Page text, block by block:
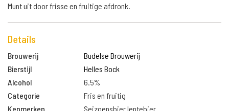
Munt uit door frisse en fruitige afdronk.
Details
Brouwerij
Budelse Brouwerij
Bierstijl
Helles Bock
Alcohol
6.5%
Categorie
Fris en fruitig
Kenmerken
Seizoensbier lentebier